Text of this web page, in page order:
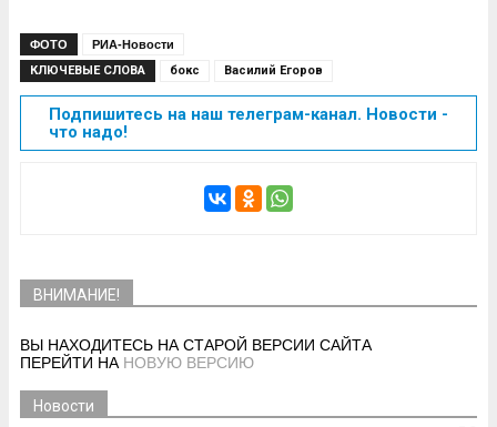
ФОТО РИА-Новости
КЛЮЧЕВЫЕ СЛОВА бокс Василий Егоров
Подпишитесь на наш телеграм-канал. Новости -
что надо!
ВНИМАНИЕ!
ВЫ НАХОДИТЕСЬ НА СТАРОЙ ВЕРСИИ САЙТА
ПЕРЕЙТИ НА НОВУЮ ВЕРСИЮ
Новости